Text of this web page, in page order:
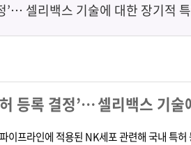
셀리백스 기술에 대한 장기적
등록 결정’…셀리백스 기술
파이프라인에 적용된 NK세포 관련해 국내 특